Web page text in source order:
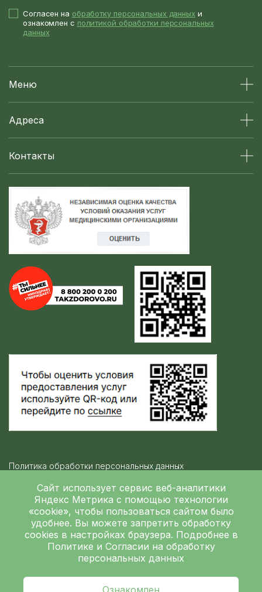
Сайт использует сервис веб-аналитики
Яндекс Метрика с помощью технологии
«cookie», чтобы пользоваться сайтом было
удобнее. Вы можете запретить обработку
cookies в настройках браузера. Подробнее в
Политике и Согласии на обработку
персональных данных
Ознакомлен
Согласен на обработку персональных данных и
ознакомлен с политикой обработки персональных
данных
Меню
Адреса
Контакты
Политика обработки персональных данных
Независимая оценка качества
ГБУЗ ЛОКБ © 2026